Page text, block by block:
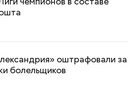
оштрафовали за
болельщиков